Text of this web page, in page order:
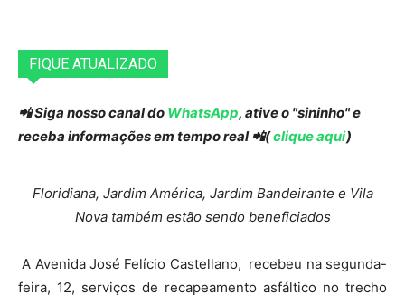
FIQUE ATUALIZADO
📲 Siga nosso canal do WhatsApp, ative o "sininho" e
receba informações em tempo real 📲(clique aqui)
Floridiana, Jardim América, Jardim Bandeirante e Vila
Nova também estão sendo beneficiados
A Avenida José Felício Castellano, recebeu na segunda-
feira, 12, serviços de recapeamento asfáltico no trecho